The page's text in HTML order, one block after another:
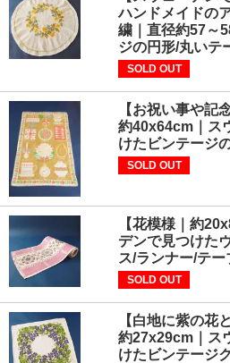
ハンドメイドの
繍｜直径約57～
ジの円形/丸いテ
SOLD OUT
【お祝い事や記
約40x64cm｜ス
けたビンテージ
SOLD OUT
【花模様｜約
デンで見つけた
ス/ランナー/テー
SOLD OUT
【白地に紫の花
約27x29cm｜ス
けたビンテージ